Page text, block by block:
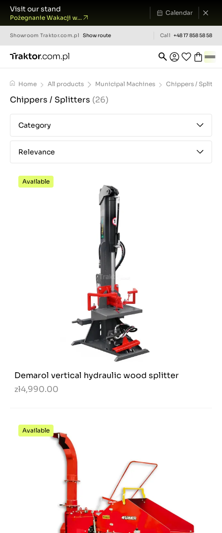
Visit our stand
Pożegnanie Wakacji w...
Calendar
Showroom Traktor.com.pl Show route Call +48 17 858 58 58
Home All products Municipal Machines Chippers /
Chippers / Splitters (26)
Category
Relevance
Available
Demarol vertical hydraulic wood splitter
zł4,990.00
Available